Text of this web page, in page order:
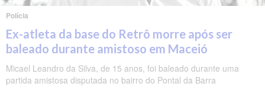
Polícia
Ex-atleta da base do Retrô morre após ser
baleado durante amistoso em Maceió
Micael Leandro da Silva, de 15 anos, foi baleado durante uma
partida amistosa disputada no bairro do Pontal da Barra